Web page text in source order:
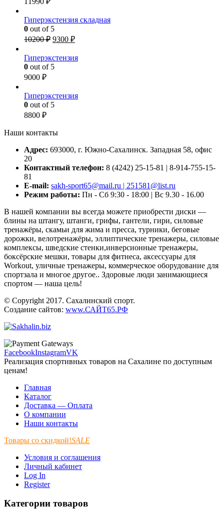
Гиперэкстензия складная
0 out of 5
10200₽ Первоначальная
составляла
10200 ₽.
9300 ₽Текущая
9300 ₽.
Гиперэкстензия
0 out of 5
9000 ₽
Гиперэкстензия
0 out of 5
8800 ₽
Наши контакты
Адрес: 693000, г. Южно-Сахалинск. Западная 58, офис
20
Контактный телефон: 8 (4242) 25-15-81 | 8-914-755-15-
81
E-mail: sakh-sport65@mail.ru | 251581@list.ru
Режим работы: Пн - Сб 9:30 - 18:00 | Вс 9.30 - 16.00
В нашей компании вы всегда можете приобрести диски —
блины на штангу, штанги, грифы, гантели, гири, силовые
тренажёры, скамьи для жима и пресса, турники, беговые
дорожки, велотренажёры, эллиптические тренажеры, силовые
комплексы, шведские стенки,инверсионные тренажеры,
боксёрские мешки, товары для фитнеса, аксессуары для
Workout, уличные тренажеры, коммерческое оборудование для
спортзала и многое другое.. Здоровые люди занимающиеся
спортом — наша цель!
© Copyright 2017. Сахалинский спорт.
Создание сайтов: www.САЙТ65.РФ
FacebookInstagramVK
Реализация спортивных товаров на Сахалине по доступным
ценам!
Главная
Каталог
Доставка — Оплата
О компании
Наши контакты
Товары со скидкой!SALE
Условия и соглашения
Личный кабинет
Log In
Register
Категории товаров